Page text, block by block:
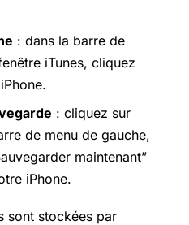
: dans la barre de
iTunes, cliquez
: cliquez sur
de menu de gauche,
maintenant”
iPhone.
sont stockées par